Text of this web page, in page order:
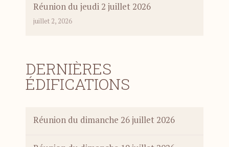
Réunion du jeudi 2 juillet 2026
juillet 2, 2026
DERNIÈRES
ÉDIFICATIONS
Réunion du dimanche 26 juillet 2026